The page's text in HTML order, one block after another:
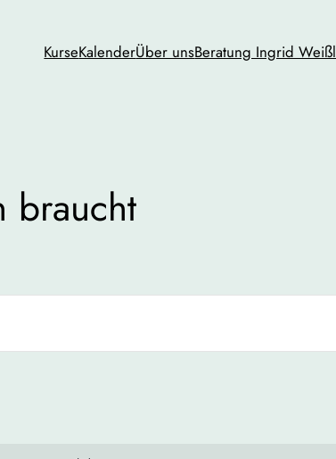
KurseKalenderÜber unsBeratung Ingrid Weißl
braucht